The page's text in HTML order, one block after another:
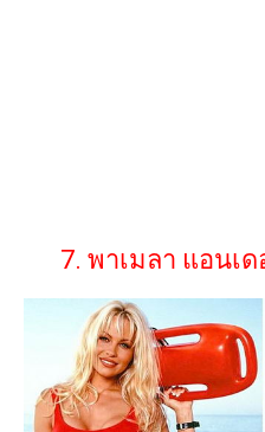
7. พาเมลา แอนเ